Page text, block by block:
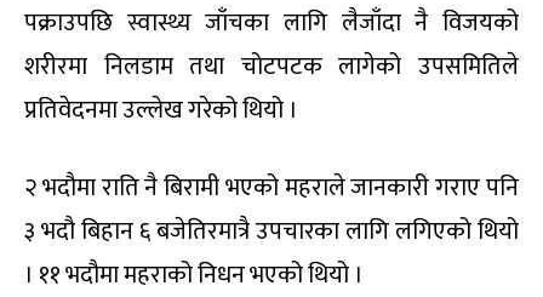
पक्राउपछि स्वास्थ्य जाँचका लागि लैजाँदा नै विजयको
शरीरमा निलडाम तथा चोटपटक लागेको उपसमितिले
प्रतिवेदनमा उल्लेख गरेको थियो ।
२ भदौमा राति नै बिरामी भएको महराले जानकारी गराए पनि
३ भदौ बिहान ६ बजेतिरमात्रै उपचारका लागि लगिएको थियो
। ११ भदौमा महराको निधन भएको थियो ।